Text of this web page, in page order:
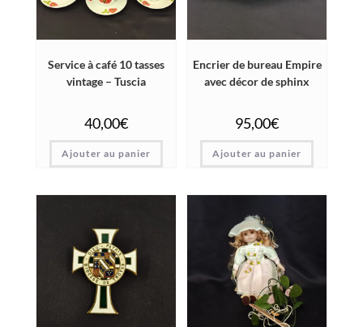
Service à café 10 tasses
vintage – Tuscia
40,00€
Ajouter au panier
Encrier de bureau Empire
avec décor de sphinx
95,00€
Ajouter au panier